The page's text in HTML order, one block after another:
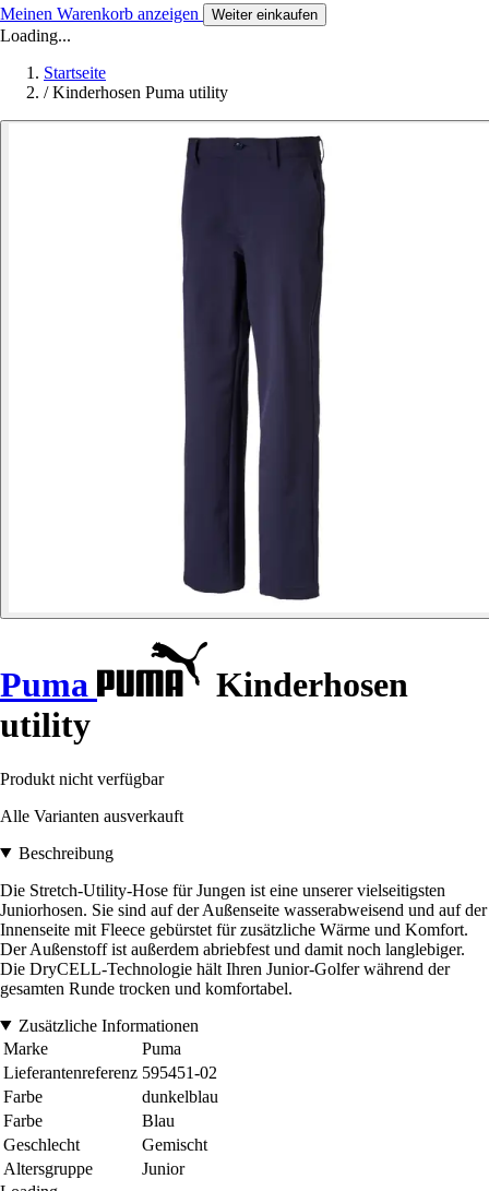
Meinen Warenkorb anzeigen Weiter einkaufen
Loading...
Startseite
/ Kinderhosen Puma utility
Puma
Kinderhosen
utility
Produkt nicht verfügbar
Alle Varianten ausverkauft
Beschreibung
Die Stretch-Utility-Hose für Jungen ist eine unserer vielseitigsten
Juniorhosen. Sie sind auf der Außenseite wasserabweisend und auf der
Innenseite mit Fleece gebürstet für zusätzliche Wärme und Komfort.
Der Außenstoff ist außerdem abriebfest und damit noch langlebiger.
Die DryCELL-Technologie hält Ihren Junior-Golfer während der
gesamten Runde trocken und komfortabel.
Zusätzliche Informationen
Marke
Puma
Lieferantenreferenz 595451-02
Farbe
dunkelblau
Farbe
Blau
Geschlecht
Gemischt
Altersgruppe
Junior